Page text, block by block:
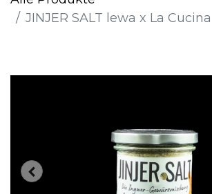
JINJER SALT lewa x La